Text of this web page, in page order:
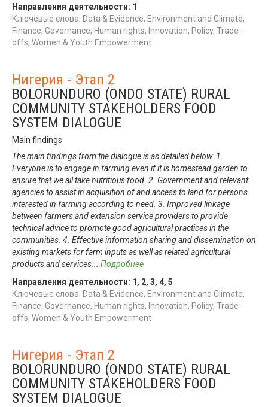
Направления деятельности: 1
Ключевые слова: Data & Evidence, Environment and Climate,
Finance, Governance, Human rights, Innovation, Policy, Trade-
offs, Women & Youth Empowerment
Нигерия - Этап 2
BOLORUNDURO (ONDO STATE) RURAL
COMMUNITY STAKEHOLDERS FOOD
SYSTEM DIALOGUE
Main findings
The main findings from the dialogue is as detailed below: 1.
Everyone is to engage in farming even if it is homestead garden to
ensure that we all take nutritious food. 2. Government and relevant
agencies to assist in acquisition of and access to land for persons
interested in farming according to need. 3. Improved linkage
between farmers and extension service providers to provide
technical advice to promote good agricultural practices in the
communities. 4. Effective information sharing and dissemination on
existing markets for farm inputs as well as related agricultural
products and services
Подробнее
Направления деятельности: 1 , 2, 3, 4, 5
Ключевые слова: Data & Evidence, Environment and Climate,
Finance, Governance, Human rights, Innovation, Policy, Trade-
offs, Women & Youth Empowerment
Нигерия - Этап 2
BOLORUNDURO (ONDO STATE) RURAL
COMMUNITY STAKEHOLDERS FOOD
SYSTEM DIALOGUE